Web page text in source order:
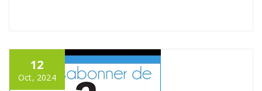
12
Oct, 2024